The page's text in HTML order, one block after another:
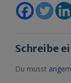
Schreibe
Du musst